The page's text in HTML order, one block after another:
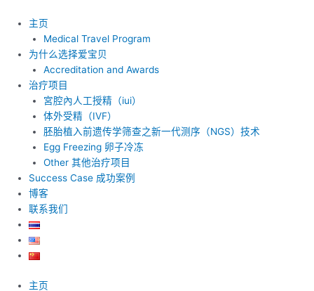
主页
Medical Travel Program
为什么选择爱宝贝
Accreditation and Awards
治疗项目
宮腔內人工授精（iui）
体外受精（IVF）
胚胎植入前遗传学筛查之新一代测序（NGS）技术
Egg Freezing 卵子冷冻
Other 其他治疗项目
Success Case 成功案例
博客
联系我们
主页